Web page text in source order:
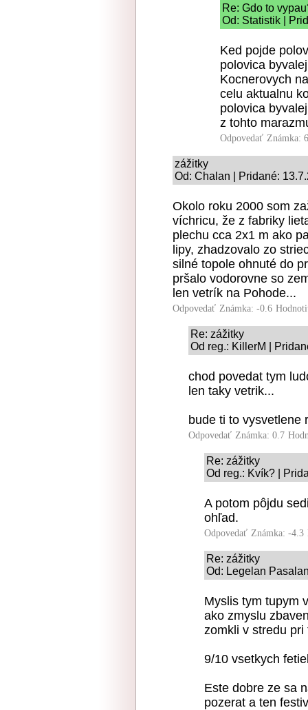
Re: Gdo to
Od: Statistik |
Ked pojde
polovica
Kocnerovych
celu aktualnu
polovica
z tohto
Odpovedať Známka:
zážitky
Od: Chalan | Pridané:
Okolo roku 2000 som
víchricu, že z fabriky
plechu cca 2x1 m ako
lipy, zhadzovalo zo
silné topole ohnuté do
pršalo vodorovne so
len vetrík na Pohode...
Odpovedať Známka: -0.6
Re: zážitky
Od reg.: KillerM |
chod povedat tym
len taky vetrik...
bude ti to vysvetlene
Odpovedať Známka: 0.7
Re: zážitky
Od reg.: Kvík? |
A potom pôjdu
ohľad.
Odpovedať Známka: -4.3
Re: zážitky
Od: Legelan
Myslis tym tupym
ako zmyslu
zomkli v stredu
9/10 vsetkych
Este dobre ze sa
pozerat a ten